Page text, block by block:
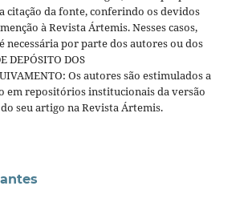
citação da fonte, conferindo os devidos
à Revista Ártemis. Nesses casos,
necessária por parte dos autores ou dos
DEPÓSITO DOS
Os autores são estimulados a
em repositórios institucionais da versão
seu artigo na Revista Ártemis.